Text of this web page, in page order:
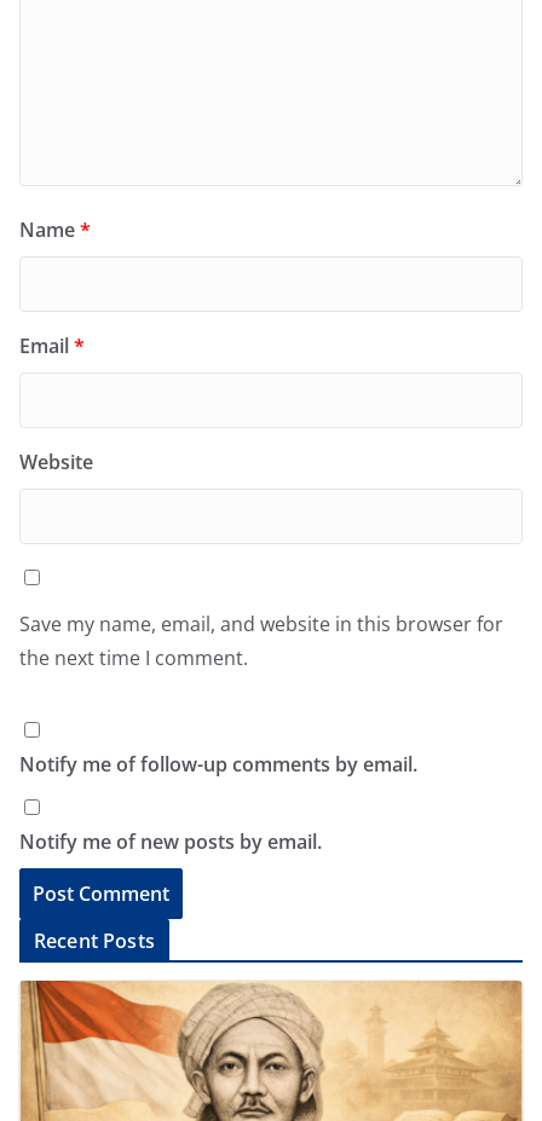
Name*
Email*
Website
Save my name, email, and website in this browser for
the next time I comment.
Notify me of follow-up comments by email.
Notify me of new posts by email.
l
Recent Posts